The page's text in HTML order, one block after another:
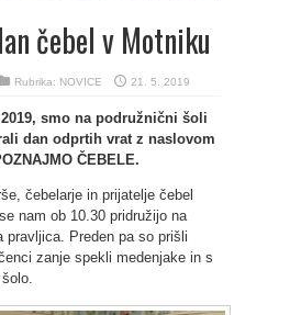
čebel v Motniku
Rubrika: NOVICE 21. 5. 2019
smo na podružnični šoli
dan odprtih vrat z naslovom
ČEBELE.
čebelarje in prijatelje čebel
nam ob 10.30 pridružijo na
pravljica. Preden pa so prišli
zanje spekli medenjake in s